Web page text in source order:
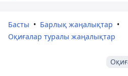
Басты
Барлық жаңалықтар
Оқиғалар туралы жаңалықтар